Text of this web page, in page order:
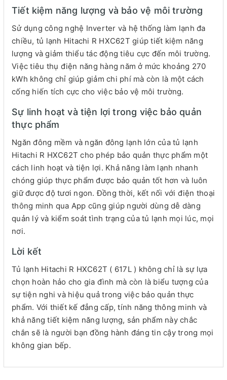
Tiết kiệm năng lượng và bảo vệ môi trường
Sử dụng công nghệ Inverter và hệ thống làm lạnh đa
chiều, tủ lạnh Hitachi R HXC62T giúp tiết kiệm năng
lượng và giảm thiểu tác động tiêu cực đến môi trường.
Việc tiêu thụ điện năng hàng năm ở mức khoảng 270
kWh không chỉ giúp giảm chi phí mà còn là một cách
cống hiến tích cực cho việc bảo vệ môi trường.
Sự linh hoạt và tiện lợi trong việc bảo quản
thực phẩm
Ngăn đông mềm và ngăn đông lạnh lớn của tủ lạnh
Hitachi R HXC62T cho phép bảo quản thực phẩm một
cách linh hoạt và tiện lợi. Khả năng làm lạnh nhanh
chóng giúp thực phẩm được bảo quản tốt hơn và luôn
giữ được độ tươi ngon. Đồng thời, kết nối với điện thoại
thông minh qua App cũng giúp người dùng dễ dàng
quản lý và kiểm soát tình trạng của tủ lạnh mọi lúc, mọi
nơi.
Lời kết
Tủ lạnh Hitachi R HXC62T ( 617L ) không chỉ là sự lựa
chọn hoàn hảo cho gia đình mà còn là biểu tượng của
sự tiện nghi và hiệu quả trong việc bảo quản thực
phẩm. Với thiết kế đẳng cấp, tính năng thông minh và
khả năng tiết kiệm năng lượng, sản phẩm này chắc
chắn sẽ là người bạn đồng hành đáng tin cậy trong mọi
không gian bếp.